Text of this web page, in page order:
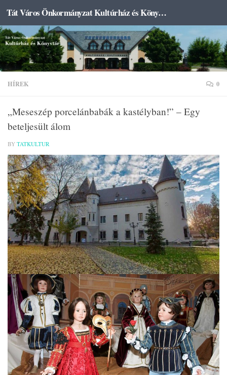
Skip to content Tát Város Önkormányzat Kultúrház és Könyvtár
HÍREK 0
„Meseszép porcelánbabák a kastélyban!” – Egy
beteljesült álom
BY TATKULTUR